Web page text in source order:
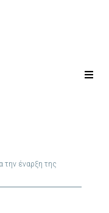
την έναρξη της